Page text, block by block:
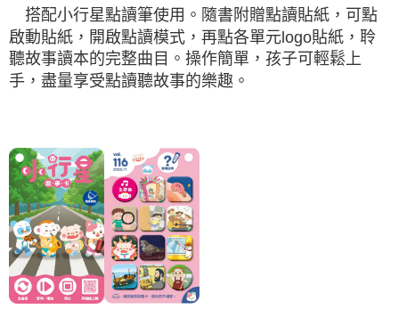
搭配小行星點讀筆使用。隨書附贈點讀貼紙，可點
啟動貼紙，開啟點讀模式，再點各單元logo貼紙，聆
聽故事讀本的完整曲目。操作簡單，孩子可輕鬆上
手，盡量享受點讀聽故事的樂趣。